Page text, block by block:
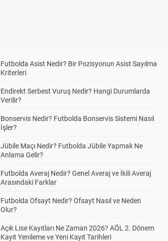
Futbolda Asist Nedir? Bir Pozisyonun Asist Sayılma
Kriterleri
Endirekt Serbest Vuruş Nedir? Hangi Durumlarda
Verilir?
Bonservis Nedir? Futbolda Bonservis Sistemi Nasıl
İşler?
Jübile Maçı Nedir? Futbolda Jübile Yapmak Ne
Anlama Gelir?
Futbolda Averaj Nedir? Genel Averaj ve İkili Averaj
Arasındaki Farklar
Futbolda Ofsayt Nedir? Ofsayt Nasıl ve Neden
Olur?
Açık Lise Kayıtları Ne Zaman 2026? AÖL 2. Dönem
Kayıt Yenileme ve Yeni Kayıt Tarihleri